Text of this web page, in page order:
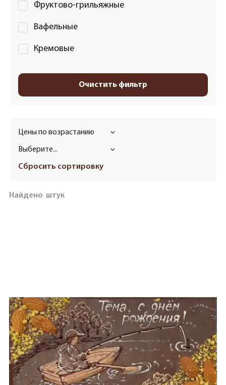
Фруктово-грильяжные
Вафельные
Кремовые
Очистить фильтр
Цены по возрастанию
Выберите...
Сбросить сортировку
Найдено штук